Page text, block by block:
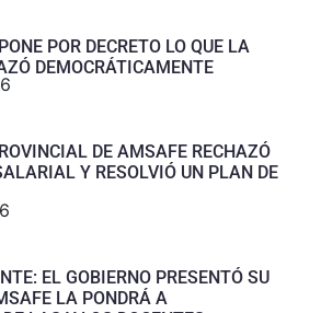
POR DECRETO LO QUE LA
DEMOCRÁTICAMENTE
DE AMSAFE RECHAZÓ
Y RESOLVIÓ UN PLAN DE
EL GOBIERNO PRESENTÓ SU
LA PONDRÁ A